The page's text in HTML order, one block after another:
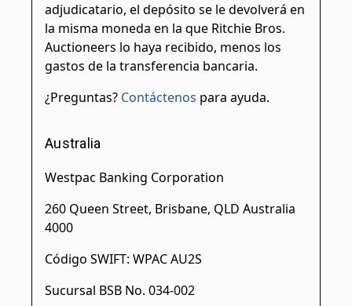
adjudicatario, el depósito se le devolverá en
la misma moneda en la que Ritchie Bros.
Auctioneers lo haya recibido, menos los
gastos de la transferencia bancaria.
¿Preguntas? Contáctenos para ayuda.
Australia
Westpac Banking Corporation
260 Queen Street, Brisbane, QLD Australia
4000
Código SWIFT: WPAC AU2S
Sucursal BSB No. 034-002